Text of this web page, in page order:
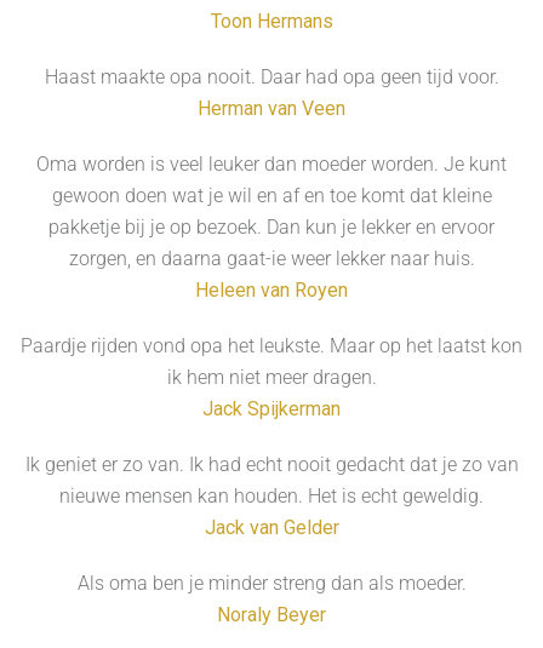
Toon Hermans
Haast maakte opa nooit. Daar had opa geen tijd voor.
Herman van Veen
Oma worden is veel leuker dan moeder worden. Je kunt
gewoon doen wat je wil en af en toe komt dat kleine
pakketje bij je op bezoek. Dan kun je lekker en ervoor
zorgen, en daarna gaat-ie weer lekker naar huis.
Heleen van Royen
Paardje rijden vond opa het leukste. Maar op het laatst kon
ik hem niet meer dragen.
Jack Spijkerman
Ik geniet er zo van. Ik had echt nooit gedacht dat je zo van
nieuwe mensen kan houden. Het is echt geweldig.
Jack van Gelder
Als oma ben je minder streng dan als moeder.
Noraly Beyer